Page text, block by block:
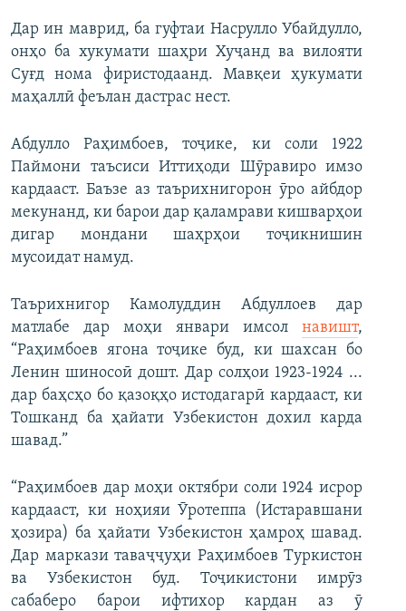
Дар ин маврид, ба гуфтаи Насрулло Убайдулло,
онҳо ба хукумати шаҳри Хуҷанд ва вилояти
Суғд нома фиристодаанд. Мавқеи ҳукумати
маҳаллӣ феълан дастрас нест.
Абдулло Раҳимбоев, тоҷике, ки соли 1922
Паймони таъсиси Иттиҳоди Шӯравиро имзо
кардааст. Баъзе аз таърихнигорон ӯро айбдор
мекунанд, ки барои дар қаламрави кишварҳои
дигар мондани шаҳрҳои тоҷикнишин
мусоидат намуд.
Таърихнигор Камолуддин Абдуллоев дар
матлабе дар моҳи январи имсол навишт,
“Раҳимбоев ягона тоҷике буд, ки шахсан бо
Ленин шиносоӣ дошт. Дар солҳои 1923-1924 ...
дар баҳсҳо бо қазоқҳо истодагарӣ кардааст, ки
Тошканд ба ҳайати Узбекистон дохил карда
шавад.”
“Раҳимбоев дар моҳи октябри соли 1924 исрор
кардааст, ки ноҳияи Ӯротеппа (Истаравшани
ҳозира) ба ҳайати Узбекистон ҳамроҳ шавад.
Дар маркази таваҷҷуҳи Раҳимбоев Туркистон
ва Узбекистон буд. Тоҷикистони имрӯз
сабаберо барои ифтихор кардан аз ӯ